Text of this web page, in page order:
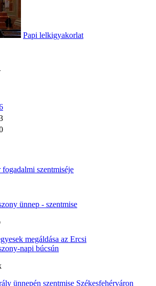
Papi lelkigyakorlat
fogadalmi szentmiséje
ünnep - szentmise
megáldása az Ercsi
napi búcsún
ünnepén szentmise Székesfehérváron